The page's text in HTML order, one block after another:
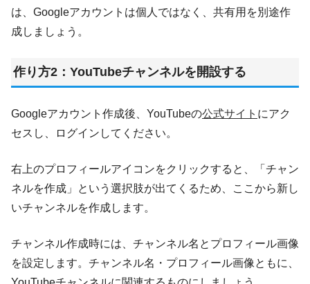
は、Googleアカウントは個人ではなく、共有用を別途作
成しましょう。
作り方2：YouTubeチャンネルを開設する
Googleアカウント作成後、YouTubeの公式サイト にアク
セスし、ログインしてください。
右上のプロフィールアイコンをクリックすると、「チャン
ネルを作成」という選択肢が出てくるため、ここから新し
いチャンネルを作成します。
チャンネル作成時には、チャンネル名とプロフィール画像
を設定します。チャンネル名・プロフィール画像ともに、